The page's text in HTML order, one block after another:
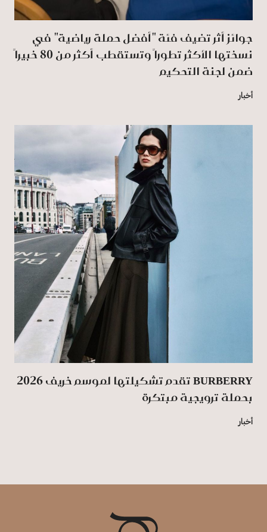
جوائز أثر تضيف فئة "أفضل حملة رياضية" في
نسختها الأكثر تطوراً وتستقطب أكثر من 80 خبيراً
ضمن لجنة التحكيم
أخبار
BURBERRY تقدم تشكيلتها لموسم خريف 2026
بحملة ترويجية مبتكرة
أخبار